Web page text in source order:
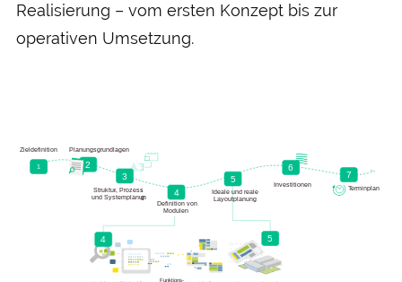
Realisierung – vom ersten Konzept bis zur
operativen Um­setzung.